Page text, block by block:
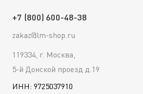
+7 (800) 600-48-38
zakaz@lm-shop.ru
119334, г. Москва,
5-й Донской проезд д.19
ИНН: 9725037910